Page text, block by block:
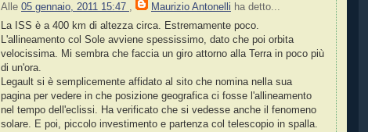
Alle 05 gennaio, 2011 15:47 , Maurizio Antonelli ha detto...
La ISS è a 400 km di altezza circa. Estremamente poco.
L'allineamento col Sole avviene spessissimo, dato che poi orbita
velocissima. Mi sembra che faccia un giro attorno alla Terra in poco più
di un'ora.
Legault si è semplicemente affidato al sito che nomina nella sua
pagina per vedere in che posizione geografica ci fosse l'allineamento
nel tempo dell'eclissi. Ha verificato che si vedesse anche il fenomeno
solare. E poi, piccolo investimento e partenza col telescopio in spalla.